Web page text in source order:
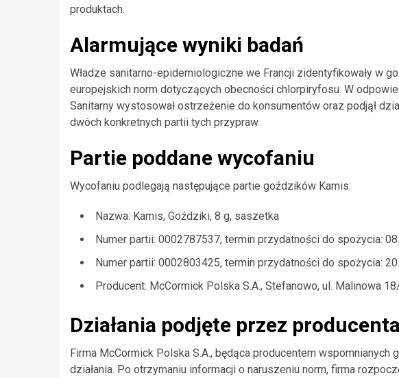
produktach.
Alarmujące wyniki badań
Władze sanitarno-epidemiologiczne we Francji zidentyfikowały w
europejskich norm dotyczących obecności chlorpiryfosu. W
Sanitarny wystosował ostrzeżenie do konsumentów oraz podjął
dwóch konkretnych partii tych przypraw.
Partie poddane wycofaniu
Wycofaniu podlegają następujące partie goździków Kamis:
Nazwa: Kamis, Goździki, 8 g, saszetka
Numer partii: 0002787537, termin przydatności do spożycia:
Numer partii: 0002803425, termin przydatności do spożycia:
Producent: McCormick Polska S.A., Stefanowo, ul. Malinowa
Działania podjęte przez producenta
Firma McCormick Polska S.A., będąca producentem wspomnianych
działania. Po otrzymaniu informacji o naruszeniu norm, firma